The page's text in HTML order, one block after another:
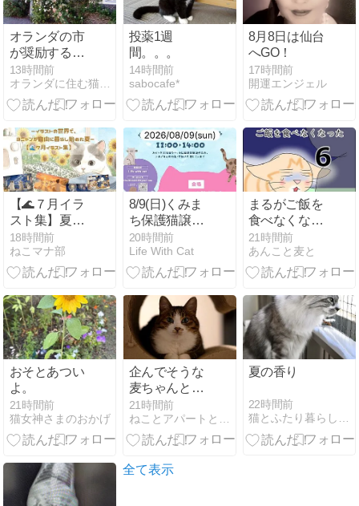
オランダの市
が奨励する
「街の緑化推
進」☆花壇作
ってみた
13時間前
オランダに住む猫シャルルの日記
投薬1週
間。。。
14時間前
sabocafe*
8月8日は仙台
へGO！
17時間前
開運エンジェル
【🌊７月イラ
スト集】夏を
駆けた、
Tsumugiチー
ムの思い出ア
ストの世界
で、３ニャン
が自由に暮ら
し始めた夏ー
18時間前
ねこマナ部
8/9(日)くみま
ち保護猫譲渡
会(カインズ幕
張店)
20時間前
Life With Cat
まるがご飯を
食べなくなっ
た６
21時間前
あんこと麦と
おそとあつい
よ。
21時間前
猫女神さまのおかげ
企んでそうな
麦ちゃんとも
のともしなそ
うなとらやん
と(とら麦202)
21時間前
夏の香り
22時間前
猫とふたり暮らし〜evaとaiaiの日常〜
全て表示